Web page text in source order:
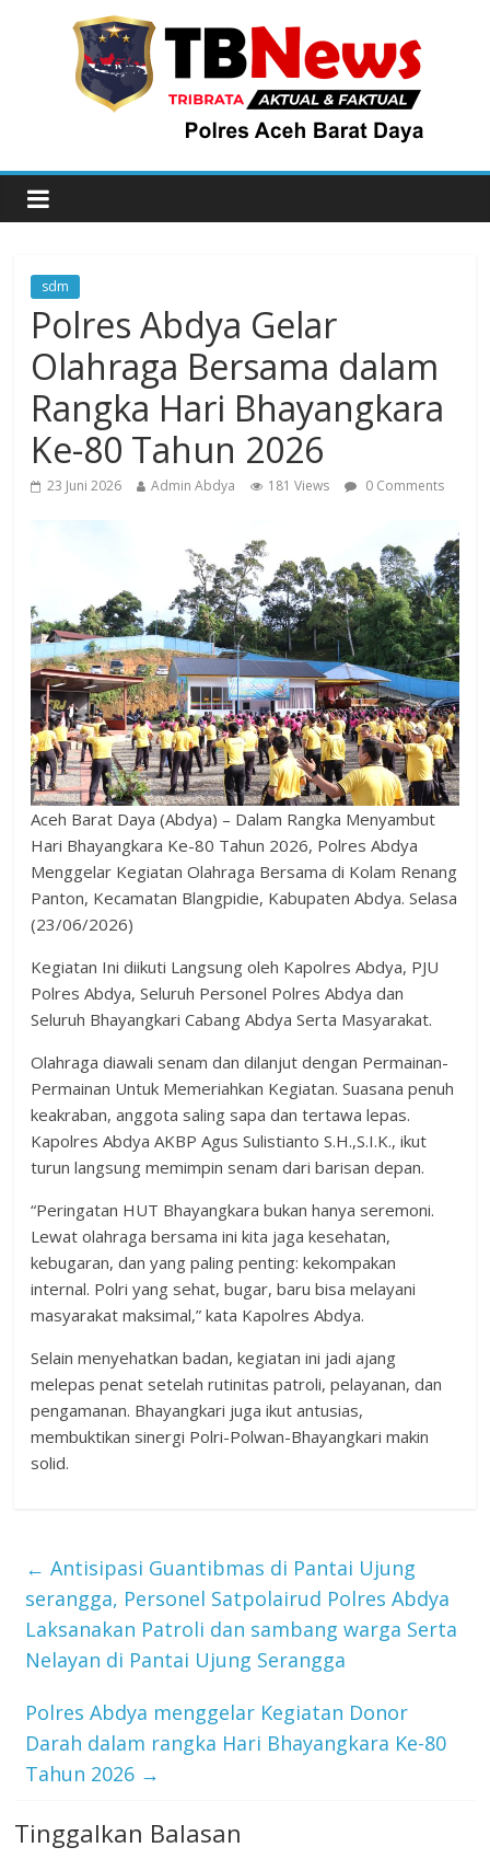
sdm
Polres Abdya Gelar
Olahraga Bersama dalam
Rangka Hari Bhayangkara
Ke-80 Tahun 2026
23 Juni 2026 Admin Abdya 181 Views 0 Comments
Aceh Barat Daya (Abdya) – Dalam Rangka Menyambut
Hari Bhayangkara Ke-80 Tahun 2026, Polres Abdya
Menggelar Kegiatan Olahraga Bersama di Kolam Renang
Panton, Kecamatan Blangpidie, Kabupaten Abdya. Selasa
(23/06/2026)
Kegiatan Ini diikuti Langsung oleh Kapolres Abdya, PJU
Polres Abdya, Seluruh Personel Polres Abdya dan
Seluruh Bhayangkari Cabang Abdya Serta Masyarakat.
Olahraga diawali senam dan dilanjut dengan Permainan-
Permainan Untuk Memeriahkan Kegiatan. Suasana penuh
keakraban, anggota saling sapa dan tertawa lepas.
Kapolres Abdya AKBP Agus Sulistianto S.H.,S.I.K., ikut
turun langsung memimpin senam dari barisan depan.
“Peringatan HUT Bhayangkara bukan hanya seremoni.
Lewat olahraga bersama ini kita jaga kesehatan,
kebugaran, dan yang paling penting: kekompakan
internal. Polri yang sehat, bugar, baru bisa melayani
masyarakat maksimal,” kata Kapolres Abdya.
Selain menyehatkan badan, kegiatan ini jadi ajang
melepas penat setelah rutinitas patroli, pelayanan, dan
pengamanan. Bhayangkari juga ikut antusias,
membuktikan sinergi Polri-Polwan-Bhayangkari makin
solid.
← Antisipasi Guantibmas di Pantai Ujung
serangga, Personel Satpolairud Polres Abdya
Laksanakan Patroli dan sambang warga Serta
Nelayan di Pantai Ujung Serangga
Polres Abdya menggelar Kegiatan Donor
Darah dalam rangka Hari Bhayangkara Ke-80
Tahun 2026 →
Tinggalkan Balasan